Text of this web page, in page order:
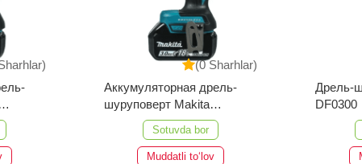
(0 Sharhlar)
Аккумуляторная дрель-
шуруповерт Makita
DDF485RF
Sotuvda bor
Muddatli to‘lov
Дрель-
DF0300